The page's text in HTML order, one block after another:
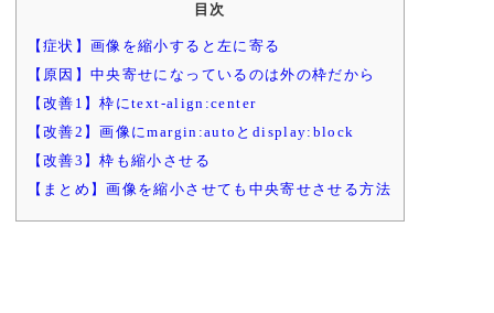
目次
【症状】画像を縮小すると左に寄る
【原因】中央寄せになっているのは外の枠だから
【改善1】枠にtext-align:center
【改善2】画像にmargin:autoとdisplay:block
【改善3】枠も縮小させる
【まとめ】画像を縮小させても中央寄せさせる方法